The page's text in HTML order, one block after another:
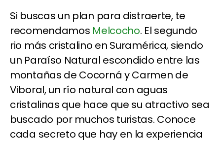
Si buscas un plan para distraerte, te
recomendamos Melcocho. El segundo
rio más cristalino en Suramérica, siendo
un Paraíso Natural escondido entre las
montañas de Cocorná y Carmen de
Viboral, un río natural con aguas
cristalinas que hace que su atractivo sea
buscado por muchos turistas. Conoce
cada secreto que hay en la experiencia